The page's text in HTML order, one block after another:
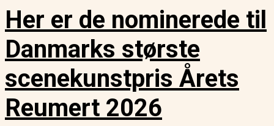
Her er de nominerede til
Danmarks største
scenekunstpris Årets
Reumert 2026